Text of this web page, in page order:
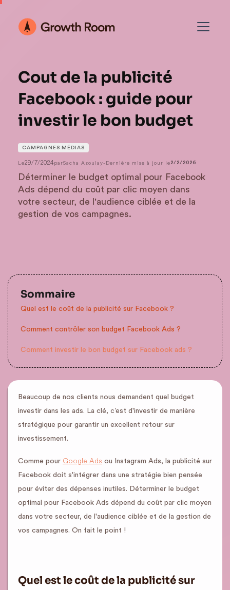
Cout de la publicité
Facebook : guide pour
investir le bon budget
CAMPAGNES MÉDIAS
Le29/7/2024parSacha Azoulay- Dernière mise à jour le 2/2/2026
Déterminer le budget optimal pour Facebook
Ads dépend du coût par clic moyen dans
votre secteur, de l'audience ciblée et de la
gestion de vos campagnes.
Sommaire
Quel est le coût de la publicité sur Facebook ?
Comment contrôler son budget Facebook Ads ?
Comment investir le bon budget sur Facebook ads ?
Beaucoup de nos clients nous demandent quel budget
investir dans les ads. La clé, c’est d'investir de manière
stratégique pour garantir un excellent retour sur
investissement.
Comme pour Google Ads ou Instagram Ads, la publicité sur
Facebook doit s'intégrer dans une stratégie bien pensée
pour éviter des dépenses inutiles. Déterminer le budget
optimal pour Facebook Ads dépend du coût par clic moyen
dans votre secteur, de l'audience ciblée et de la gestion de
vos campagnes. On fait le point !
Quel est le coût de la publicité sur